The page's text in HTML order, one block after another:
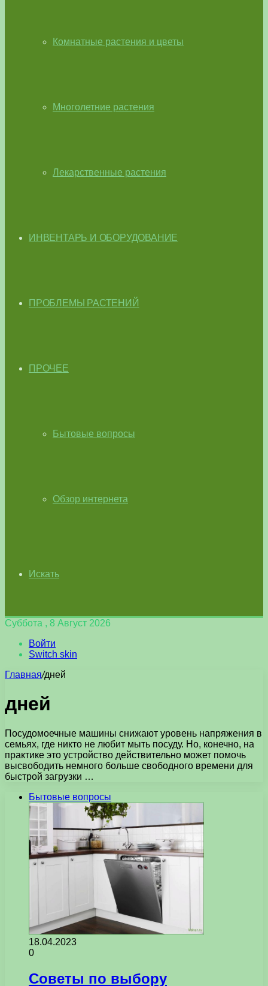
Комнатные растения и цветы
Многолетние растения
Лекарственные растения
ИНВЕНТАРЬ И ОБОРУДОВАНИЕ
ПРОБЛЕМЫ РАСТЕНИЙ
ПРОЧЕЕ
Бытовые вопросы
Обзор интернета
Искать
Суббота , 8 Август 2026
Войти
Switch skin
Главная/дней
дней
Посудомоечные машины снижают уровень напряжения в
семьях, где никто не любит мыть посуду. Но, конечно, на
практике это устройство действительно может помочь
высвободить немного больше свободного времени для
быстрой загрузки …
Бытовые вопросы
18.04.2023
0
Советы по выбору